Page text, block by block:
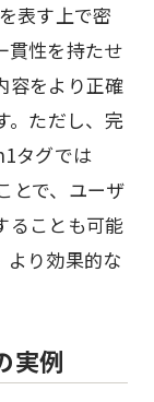
表す上で密
貫性を持たせ
容をより正確
。ただし、完
タグでは
とで、ユーザ
ることも可能
より効果的な
実例